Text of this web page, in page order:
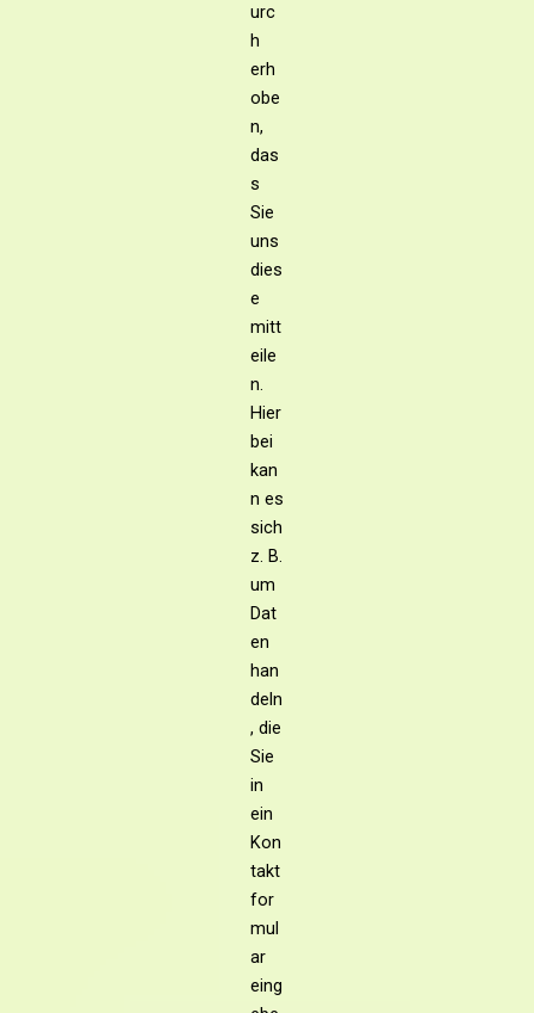
urc
h
erh
obe
n,
das
s
Sie
uns
dies
e
mitt
eile
n.
Hier
bei
kan
n es
sich
z. B.
um
Dat
en
han
deln
, die
Sie
in
ein
Kon
takt
for
mul
ar
eing